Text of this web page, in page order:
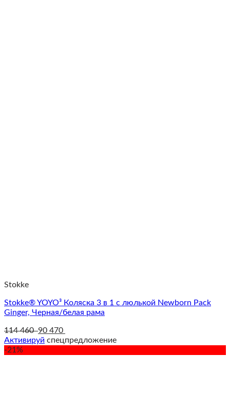
Stokke
Stokke® YOYO³ Коляска 3 в 1 с люлькой Newborn Pack
Ginger, Черная/белая рама
114 460 90 470
Активируй спецпредложение
-21%